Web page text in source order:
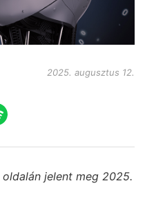
2025. augusztus 12.
oldalán jelent meg 2025.